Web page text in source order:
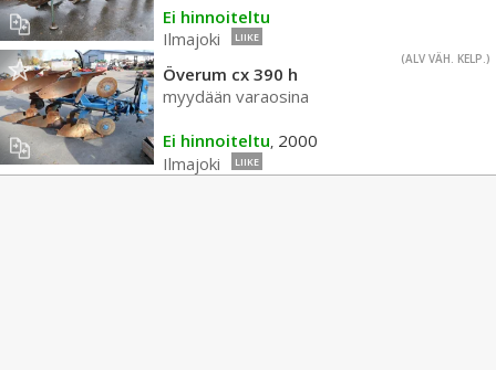
Ei hinnoiteltu
Ilmajoki
LIIKE
(ALV VÄH. KELP.)
Överum cx 390 h
myydään varaosina
Ei hinnoiteltu, 2000
Ilmajoki
LIIKE